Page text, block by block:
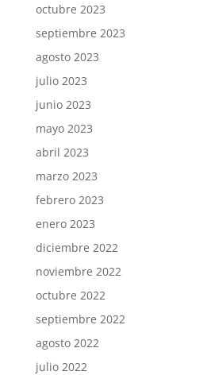
octubre 2023
septiembre 2023
agosto 2023
julio 2023
junio 2023
mayo 2023
abril 2023
marzo 2023
febrero 2023
enero 2023
diciembre 2022
noviembre 2022
octubre 2022
septiembre 2022
agosto 2022
julio 2022